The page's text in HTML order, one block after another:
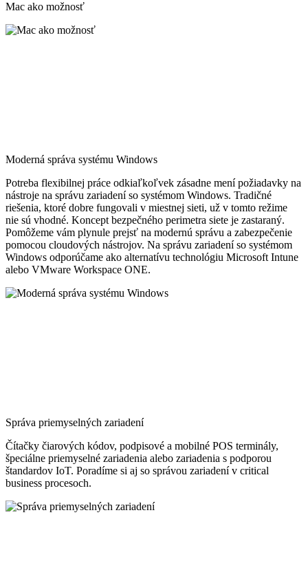
Mac ako možnosť
Moderná správa systému Windows
Potreba flexibilnej práce odkiaľkoľvek zásadne mení požiadavky na
nástroje na správu zariadení so systémom Windows. Tradičné
riešenia, ktoré dobre fungovali v miestnej sieti, už v tomto režime
nie sú vhodné. Koncept bezpečného perimetra siete je zastaraný.
Pomôžeme vám plynule prejsť na modernú správu a zabezpečenie
pomocou cloudových nástrojov. Na správu zariadení so systémom
Windows odporúčame ako alternatívu technológiu Microsoft Intune
alebo VMware Workspace ONE.
Správa priemyselných zariadení
Čítačky čiarových kódov, podpisové a mobilné POS terminály,
špeciálne priemyselné zariadenia alebo zariadenia s podporou
štandardov IoT. Poradíme si aj so správou zariadení v critical
business procesoch.